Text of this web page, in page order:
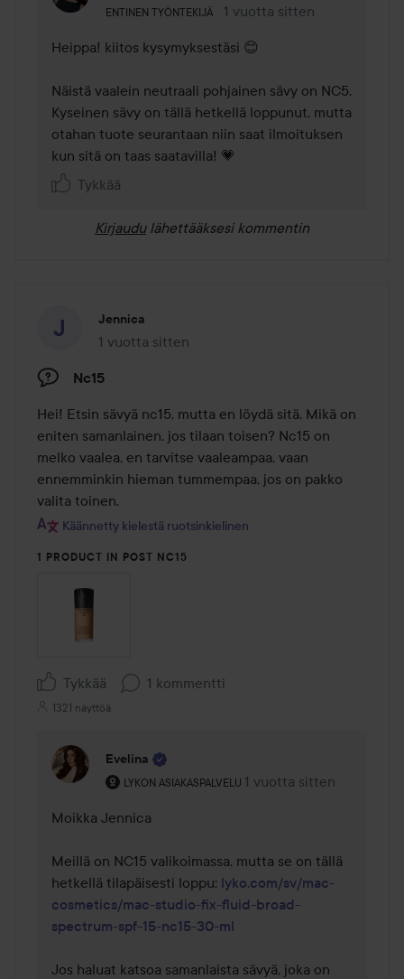
ENTINEN TYÖNTEKIJÄ
Käyttäjän rooli: Entinen työntekijä.
1 vuotta sitten
Kommentti lisättiin 1 vuotta
Heippa! kiitos kysymyksestäsi 😊
Näistä vaalein neutraali pohjainen sävy on NC5.
Kyseinen sävy on tällä hetkellä loppunut, mutta
otahan tuote seurantaan niin saat ilmoituksen
kun sitä on taas saatavilla! 💗
Tykkää
Kirjaudu lähettääksesi kommentin
Jennica
1 vuotta sitten
Viesti luotiin 1 vuotta sitten
Nc15
Hei! Etsin sävyä nc15, mutta en löydä sitä. Mikä on
eniten samanlainen, jos tilaan toisen? Nc15 on
melko vaalea, en tarvitse vaaleampaa, vaan
ennemminkin hieman tummempaa, jos on pakko
valita toinen.
Käännetty kielestä ruotsinkielinen
1 PRODUCT IN POST NC15
Tykkää 1 kommentti
1321 näyttöä
Evelina
LYKON ASIAKASPALVELU
Käyttäjän rooli: Lykon asiakaspalvelu .
1 vuotta sitten
Kommentti lisättiin 1
Moikka Jennica
Meillä on NC15 valikoimassa, mutta se on tällä
hetkellä tilapäisesti loppu: lyko.com/sv/mac-
cosmetics/mac-studio-fix-fluid-broad-
spectrum-spf-15-nc15-30-ml
Jos haluat katsoa samanlaista sävyä, joka on